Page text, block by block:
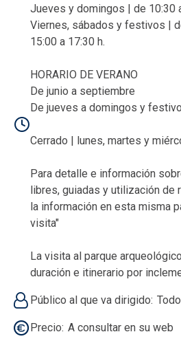
Jueves y domingos | de 10:30
Viernes, sábados y festivos |
15:00 a 17:30 h.
HORARIO DE VERANO
De junio a septiembre
De jueves a domingos y
Cerrado | lunes, martes y
Para detalle e información
libres, guiadas y utilización de
la información en esta misma
visita"
La visita al parque
duración e itinerario por
Público al que va dirigido
Precio A consultar en su web